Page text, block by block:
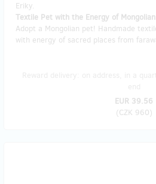
Eriky.
Textile Pet with the Energy of
Adopt a Mongolian pet! Handmade
with energy of sacred places from
EUR 39.56
(CZK 960)